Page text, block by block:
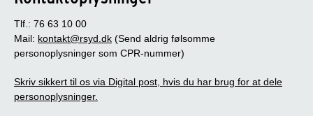
Tlf.: 76 63 10 00
Mail: kontakt@rsyd.dk (Send aldrig følsomme
personoplysninger som CPR-nummer)
Skriv sikkert til os via Digital post, hvis du har brug for at dele
personoplysninger.